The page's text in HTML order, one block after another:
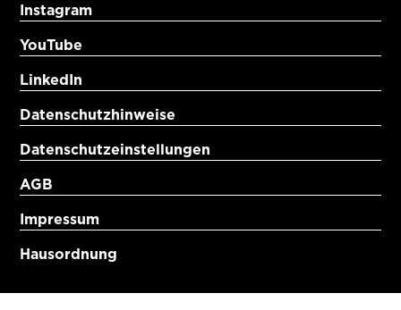
Instagram
YouTube
LinkedIn
Datenschutzhinweise
Datenschutzeinstellungen
AGB
Impressum
Hausordnung